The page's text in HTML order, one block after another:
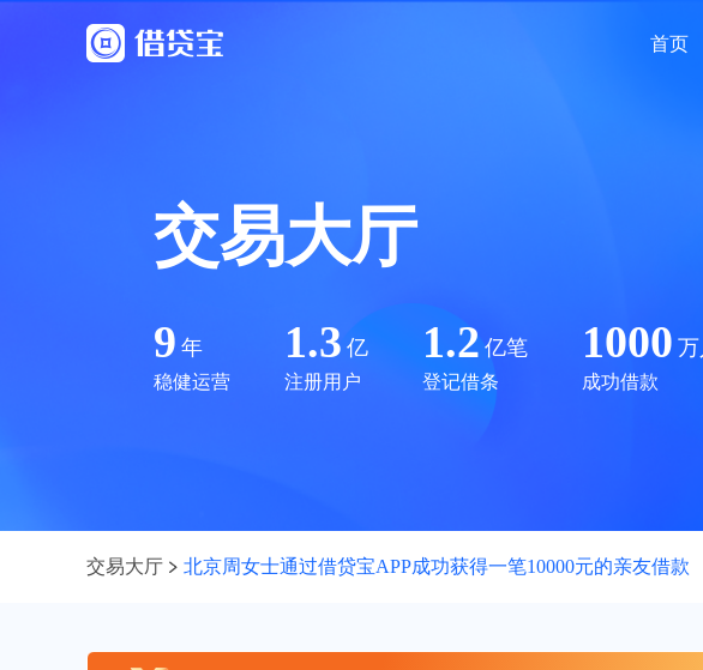
首页
交易大厅
9 年
稳健运营
1.3 亿
注册用户
1.2 亿笔
登记借条
1000 万
成功借款
交易大厅 北京周女士通过借贷宝APP成功获得一笔10000元的亲友借款